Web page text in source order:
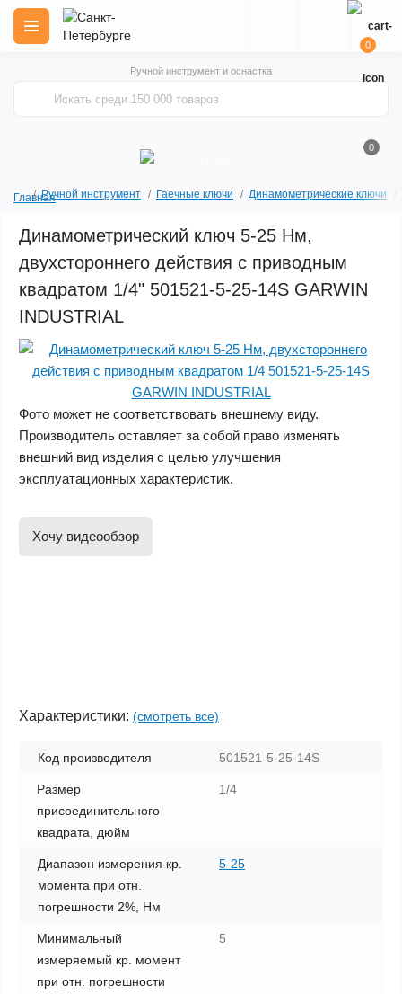
Ручной инструмент и оснастка
0
0
ГлавнаяРучной инструмент Гаечные ключи Динамометрические ключи
Динамометрический ключ 5-25 Нм,
двухстороннего действия с приводным
квадратом 1/4" 501521-5-25-14S GARWIN
INDUSTRIAL
Фото может не соответствовать внешнему виду.
Производитель оставляет за собой право изменять
внешний вид изделия с целью улучшения
эксплуатационных характеристик.
Хочу видеообзор
Характеристики: (смотреть все)
Код производителя 501521-5-25-14S
Размер
присоединительного
квадрата, дюйм
1/4
Диапазон измерения кр.
момента при отн.
погрешности 2%, Нм
5-25
Минимальный
измеряемый кр. момент
при отн. погрешности
5